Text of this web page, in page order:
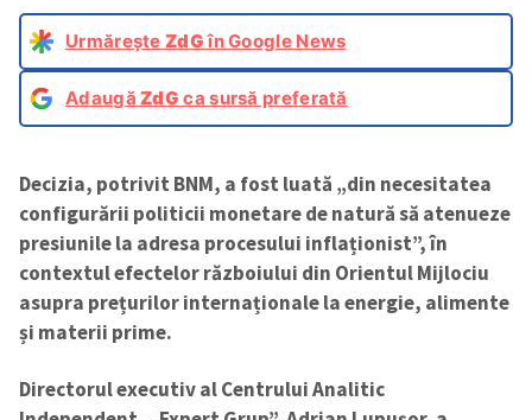
Urmărește ZdGîn Google News
AdaugăZdG ca sursă preferată
Decizia, potrivit BNM, a fost luată „din necesitatea
configurării politicii monetare de natură să atenueze
presiunile la adresa procesului inflaționist”, în
contextul efectelor războiului din Orientul Mijlociu
asupra prețurilor internaționale la energie, alimente
și materii prime.
Directorul executiv al Centrului Analitic